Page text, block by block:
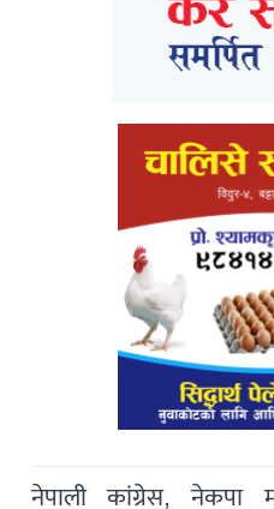
नेपाली कांग्रेस, नेकपा